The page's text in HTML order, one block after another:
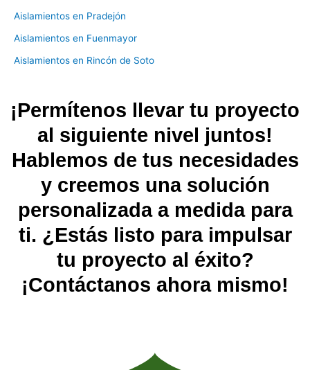
Aislamientos en Pradejón
Aislamientos en Fuenmayor
Aislamientos en Rincón de Soto
¡Permítenos llevar tu proyecto
al siguiente nivel juntos!
Hablemos de tus necesidades
y creemos una solución
personalizada a medida para
ti. ¿Estás listo para impulsar
tu proyecto al éxito?
¡Contáctanos ahora mismo!